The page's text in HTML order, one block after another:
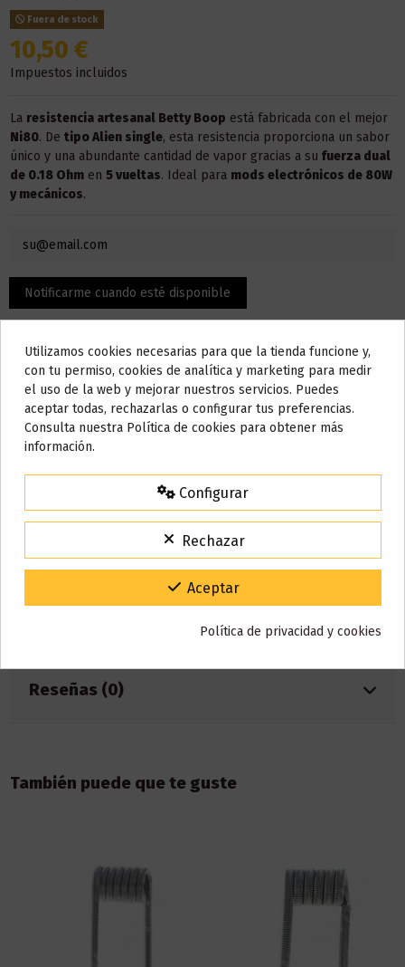
Fuera de stock
10,50 €
Impuestos incluidos
La resistencia artesanal Betty Boop está fabricada con el mejor
Ni80. De tipo Alien single, esta resistencia proporciona un sabor
único y una abundante cantidad de vapor gracias a su fuerza dual
de 0.18 Ohmen 5 vueltas. Ideal para mods electrónicos de 80W
y mecánicos.
Descripción
Características:
Resistencia de 0.18 ohm dual
Detalles del producto
Reseñas (0)
También puede que te guste
Do not show again.
AVISO IMPORTANTE
Nos tomamos unos días
15% de descuento
Código:VACACIONES15
Gracias por tu paciencia y por seguir confiando en nosotros.
Utilizamos cookies necesarias para que la tienda funcione y,
con tu permiso, cookies de analítica y marketing para medir
el uso de la web y mejorar nuestros servicios. Puedes
aceptar todas, rechazarlas o configurar tus preferencias.
Consulta nuestra Política de cookies para obtener más
información.
Configurar
Rechazar
Aceptar
Política de privacidad y cookies